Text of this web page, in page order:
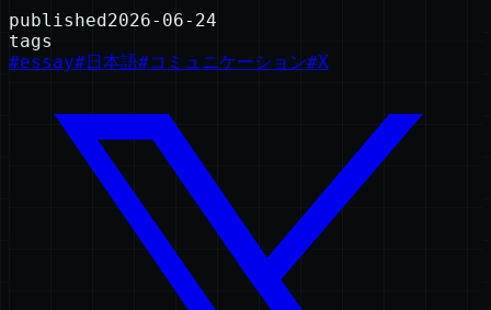
published 2026-06-24
tags
#essay#日本語#コミュニケーション#X